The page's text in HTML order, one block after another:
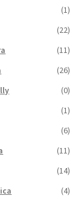
(1)
(22)
(11)
(26)
(0)
(1)
(6)
(11)
(14)
(4)